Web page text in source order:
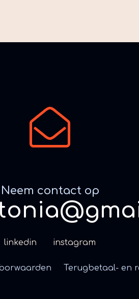
Neem contact op
linkedin instagram
Terugbetaal- en